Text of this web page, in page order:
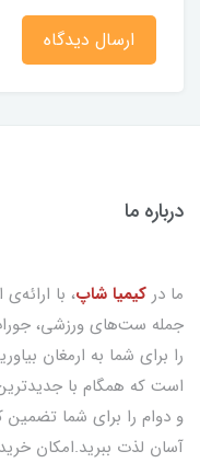
ارسال دیدگاه
درباره ما
ما در کیمیا شاپ، با
جمله ست‌های ورزشی،
را برای شما به ارمغان
است که همگام با
و دوام را برای شما
آسان لذت ببرید.امکان